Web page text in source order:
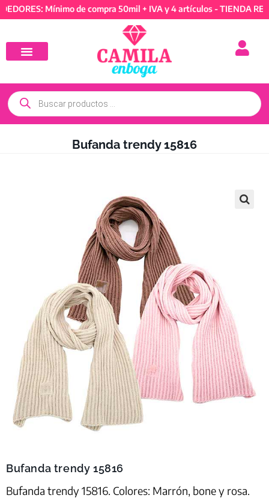
Mínimo de compra 50mil + IVA y 4 artículos - TIENDA
Bufanda trendy 15816
Bufanda trendy 15816
Bufanda trendy 15816. Colores: Marrón, bone y rosa.